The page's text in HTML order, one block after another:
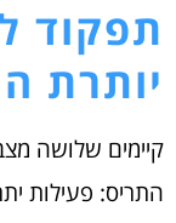
תפקוד
יותרת
קיימים שלושה
התריס: פעילות